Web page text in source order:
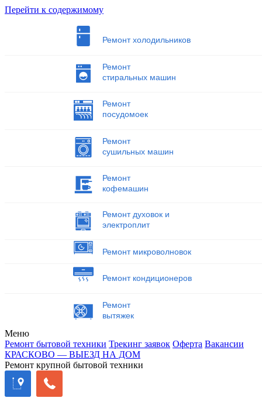
Перейти к содержимому
Ремонт холодильников
Ремонт
стиральных машин
Ремонт
посудомоек
Ремонт
сушильных машин
Ремонт
кофемашин
Ремонт духовок и
электроплит
Ремонт микроволновок
Ремонт кондиционеров
Ремонт
вытяжек
Меню
Ремонт бытовой техники Трекинг заявок Оферта Вакансии
КРАСКОВО — ВЫЕЗД НА ДОМ
Ремонт крупной бытовой техники